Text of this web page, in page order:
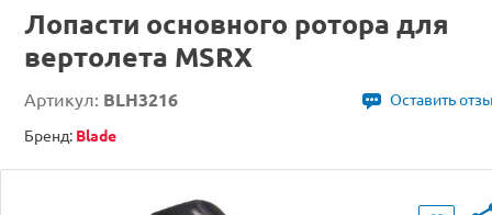
Лопасти основного ротора для
вертолета MSRX
Артикул: BLH3216
Оставить
Бренд: Blade